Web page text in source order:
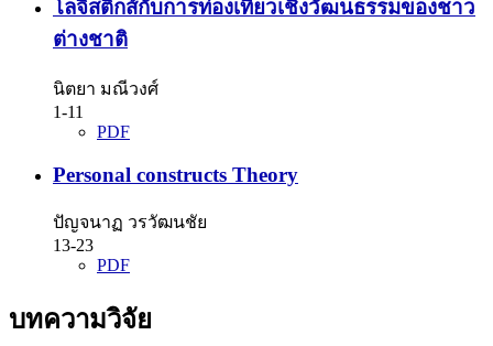
โลจิสติกส์กับการท่องเที่ยวเชิงวัฒนธรรมของชาว
ต่างชาติ
นิตยา มณีวงศ์
1-11
PDF
Personal constructs Theory
ปัญจนาฏ วรวัฒนชัย
13-23
PDF
บทความวิจัย